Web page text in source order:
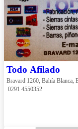
Todo Afilado
Bravard 1260, Bahía Blanca,
0291 4550352